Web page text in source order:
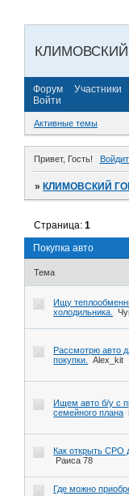
Форум Участники
Войти
Активные темы
Привет, Гость!
»КЛИМОВСКИЙ
Покупка авто
Страница:1
Тема
Ищу
холодильника.
Рассмотрю авто
покупки.
Alex_kit
Ищем авто б/у с
семейного плана
Как открыть СРО
Раиса 78
Где можно